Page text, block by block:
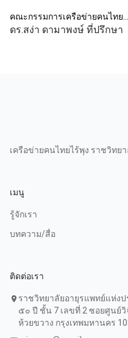
ดร.สง่า ดามาพงษ์ ที่ปรึกษา
เครือข่ายคนไทยไร้พุง ราชวิทย
เมนู
รู้จักเรา
บทความ/สื่อ
ติดต่อเรา
location_on ราชวิทยาลัยอายุรแพทย์แห่ง
๕๐ ปี ชั้น 7 เลขที่ 2 ซอยศูนย์
ห้วยขวาง กรุงเทพมหานคร